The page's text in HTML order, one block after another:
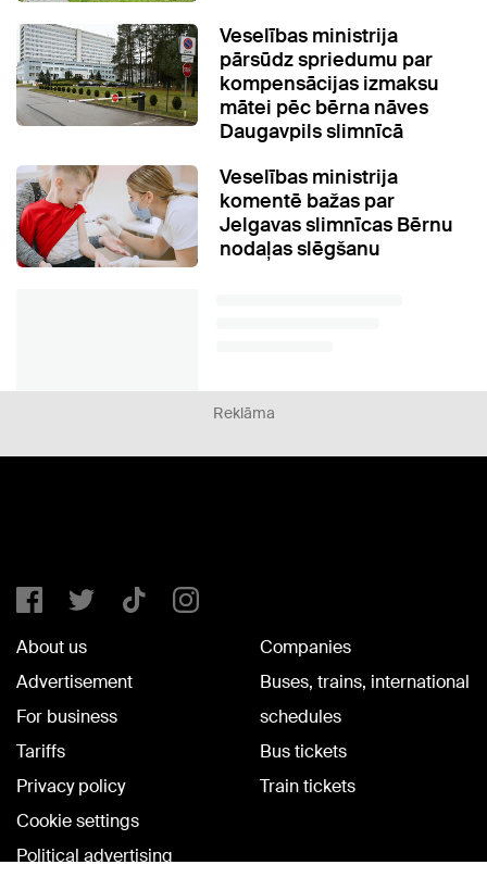
Veselības ministrija
pārsūdz spriedumu par
kompensācijas izmaksu
mātei pēc bērna nāves
Daugavpils slimnīcā
Veselības ministrija
komentē bažas par
Jelgavas slimnīcas Bērnu
nodaļas slēgšanu
Reklāma
About us
Advertisement
For business
Tariffs
Privacy policy
Cookie settings
Political advertising
Companies
Buses, trains, international
schedules
Bus tickets
Train tickets